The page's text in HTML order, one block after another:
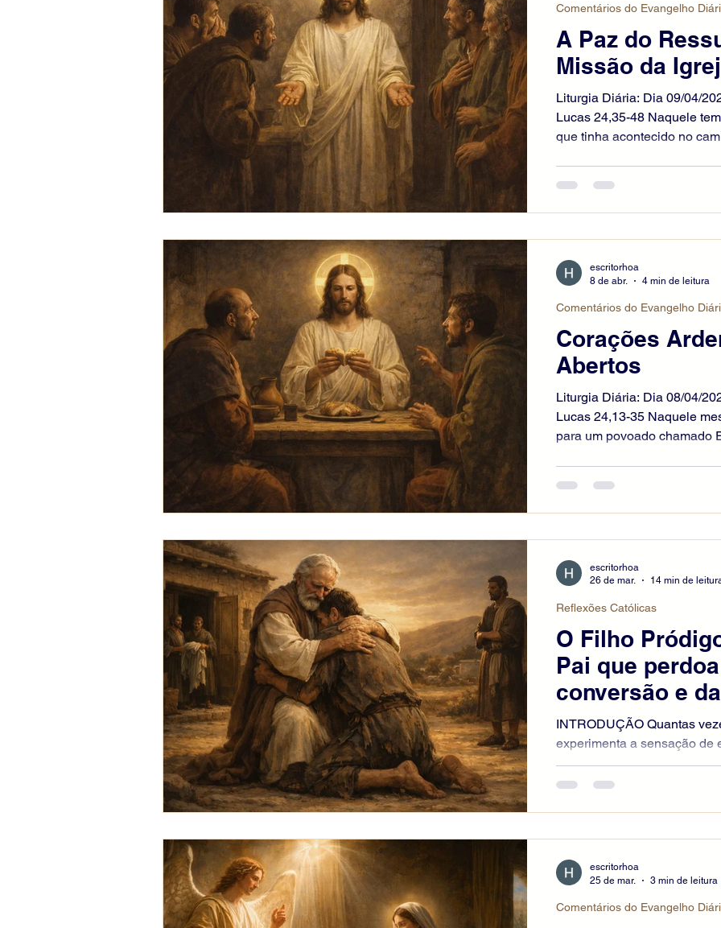
A Paz do
Missão da
Liturgia Diária: Dia 09/04/
Lucas 24,35-48 Naquele
que tinha acontecido no
“A paz esteja convosco!”.
cheios de medo, pensando
Comentários do Evangelho
Corações
Abertos
Liturgia Diária: Dia 08/04/
Lucas 24,13-35 Naquele
para um povoado chamado
discutiam, o próprio Jesus
caminhar com eles. Seus
rosto triste.
Comentários do Evangelho
escritorhoa
8 de abr.
4 min de leitura
O Filho
Pai que
conversão e
(Lc 15,11-32)
INTRODUÇÃO Quantas
experimenta a sensação de
tivesse deixado para trás a
caminhos incertos? A
mistério da misericórdia
homem. Inserida no
misericórdia — juntamente
Reflexões Católicas
escritorhoa
26 de mar.
14 min de
Comentários do Evangelho
escritorhoa
25 de mar.
3 min de leitura